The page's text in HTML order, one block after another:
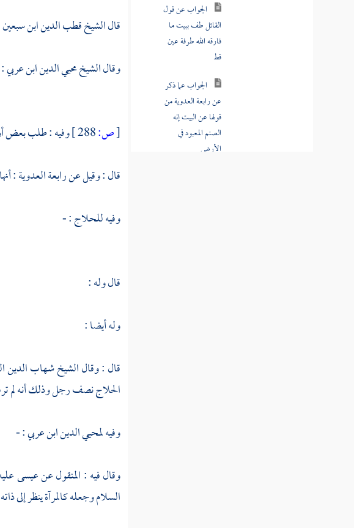
الجواب عن قول
القائل طف ببيت ما
فارقه الله طرفة عين
قط
الجواب عما ذكر
عن رابعة العدوية من
قولها عن البيت إنه
الصنم المعبود في
الأرض
قالالشيخ قطب الدين ابن سبعين
وقالالشيخ محيي الدين ابن عربي
[ص:
وفيه : طلب بعض
قال : وقيل عنرابعة العدوية:
وفيه للحلاج : -
قال وله :
وله أيضا :
قال : وقالالشيخ شهاب الدين
الحلاجنصف رجل وذلك أنه لم
وفيه لمحيي الدين ابن عربي : -
وقال فيه : المنقول عنعيسى
السلام وجعله كالمرآة ينظر إلى